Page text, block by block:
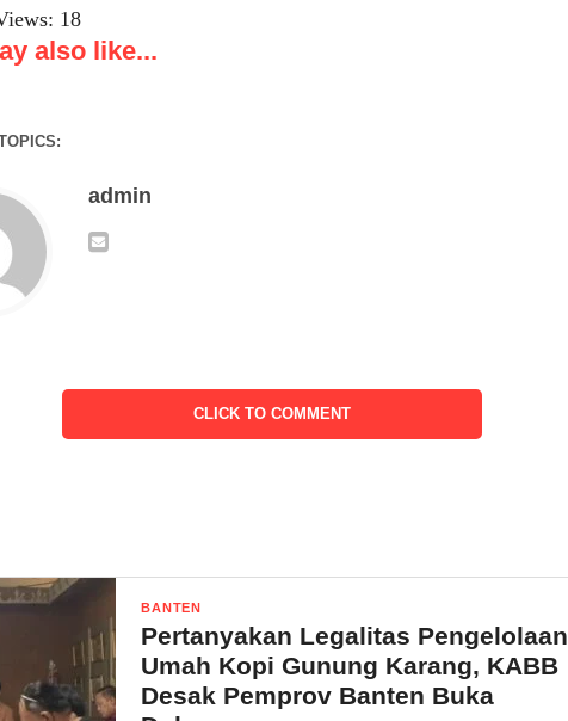
18
also like...
admin
CLICK TO COMMENT
BANTEN
Pertanyakan Legalitas Pengelolaan
Umah Kopi Gunung Karang, KABB
Desak Pemprov Banten Buka